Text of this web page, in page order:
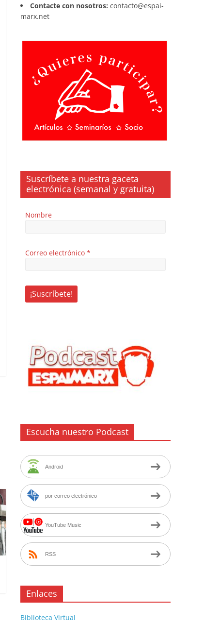
Contacte con nosotros: contacto@espai-
marx.net
Suscríbete a nuestra gaceta
electrónica (semanal y gratuita)
Nombre
Correo electrónico *
Escucha nuestro Podcast
Android
por correo electrónico
YouTube Music
RSS
Enlaces
Biblioteca Virtual